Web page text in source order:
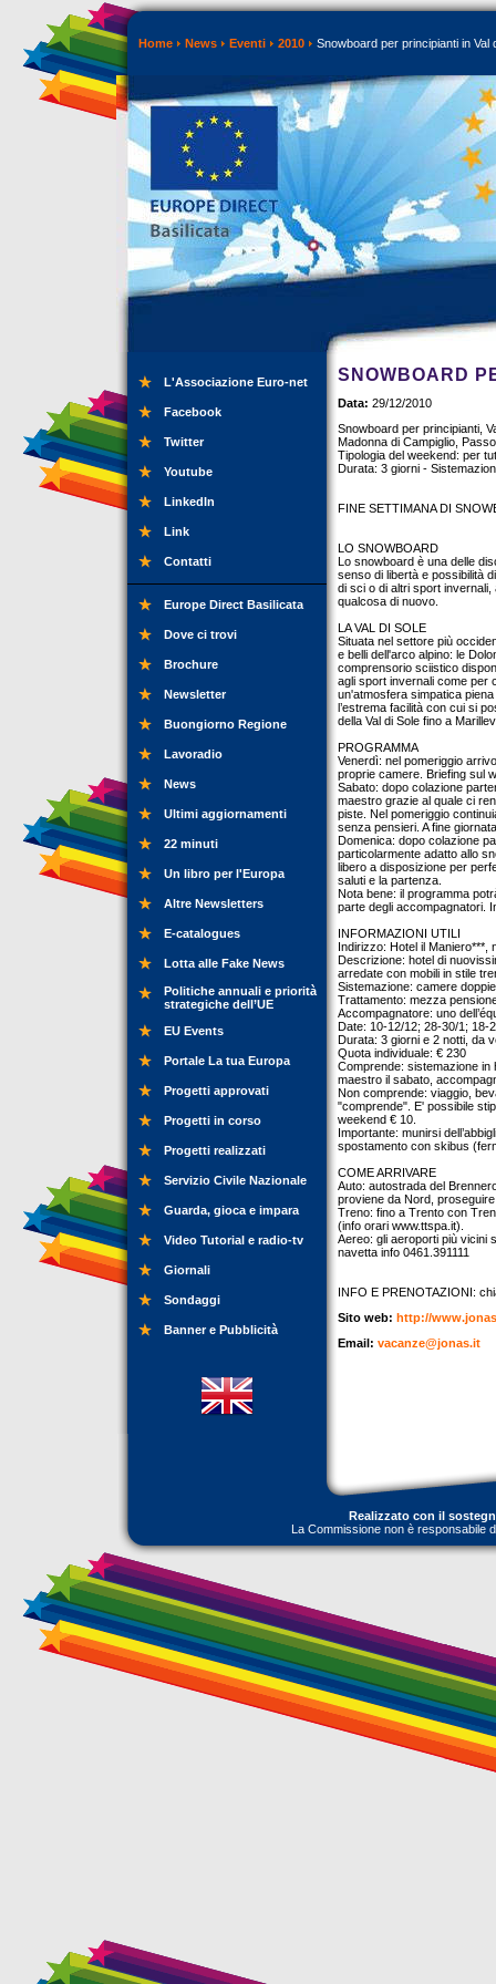
Home News Eventi 2010 Snowboard per principianti in Val
L'Associazione Euro-net
Facebook
Twitter
Youtube
LinkedIn
Link
Contatti
Europe Direct Basilicata
Dove ci trovi
Brochure
Newsletter
Buongiorno Regione
Lavoradio
News
Ultimi aggiornamenti
22 minuti
Un libro per l'Europa
Altre Newsletters
E-catalogues
Lotta alle Fake News
Politiche annuali e priorità
strategiche dell’UE
EU Events
Portale La tua Europa
Progetti approvati
Progetti in corso
Progetti realizzati
Servizio Civile Nazionale
Guarda, gioca e impara
Video Tutorial e radio-tv
Giornali
Sondaggi
Banner e Pubblicità
SNOWBOARD
Data: 29/12/2010
Snowboard per principianti,
Madonna di Campiglio,
Tipologia del weekend: per
Durata: 3 giorni -
FINE SETTIMANA DI
LO SNOWBOARD
Lo snowboard è una delle
senso di libertà e possibilità
di sci o di altri sport invernali,
qualcosa di nuovo.
LA VAL DI SOLE
Situata nel settore più
e belli dell'arco alpino: le
comprensorio sciistico
agli sport invernali come per
un'atmosfera simpatica
l’estrema facilità con cui si
della Val di Sole fino a
PROGRAMMA
Venerdì: nel pomeriggio
proprie camere. Briefing sul
Sabato: dopo colazione
maestro grazie al quale ci
piste. Nel pomeriggio
senza pensieri. A fine
Domenica: dopo colazione
particolarmente adatto allo
libero a disposizione per
saluti e la partenza.
Nota bene: il programma
parte degli accompagnatori.
INFORMAZIONI UTILI
Indirizzo: Hotel il Maniero***,
Descrizione: hotel di
arredate con mobili in stile
Sistemazione: camere
Trattamento: mezza
Accompagnatore: uno
Date: 10-12/12; 28-30/1; 18-
Durata: 3 giorni e 2 notti, da
Quota individuale: € 230
Comprende: sistemazione in
maestro il sabato,
Non comprende: viaggio,
"comprende". E' possibile
weekend € 10.
Importante: munirsi
spostamento con skibus
COME ARRIVARE
Auto: autostrada del
proviene da Nord,
Treno: fino a Trento con
(info orari www.ttspa.it).
Aereo: gli aeroporti più vicini
navetta info 0461.391111
INFO E PRENOTAZIONI:
Sito web: http://
Email: vacanze@jonas.it
Realizzato con il
La Commissione non è responsabile